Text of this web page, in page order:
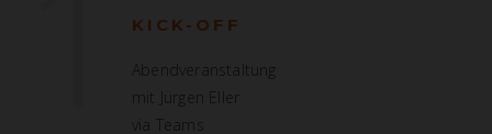
KICK-OFF
Abendveranstaltung
mit Jürgen Eller
via Teams